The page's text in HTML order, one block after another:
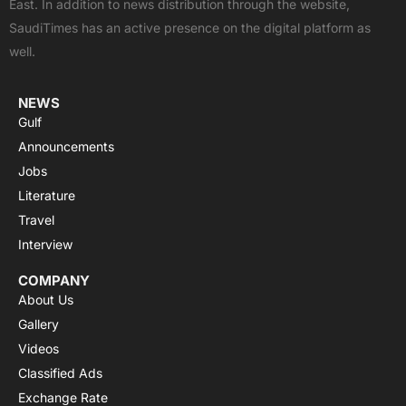
o
k
t
e
e
p
p
r
a
East. In addition to news distribution through the website,
SaudiTimes has an active presence on the digital platform as
well.
NEWS
Gulf
Announcements
Jobs
Literature
Travel
Interview
COMPANY
About Us
Gallery
Videos
Classified Ads
Exchange Rate